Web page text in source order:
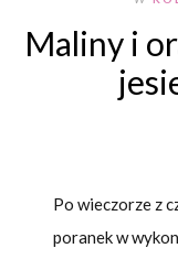
Maliny i
Po wieczorze z
poranek w